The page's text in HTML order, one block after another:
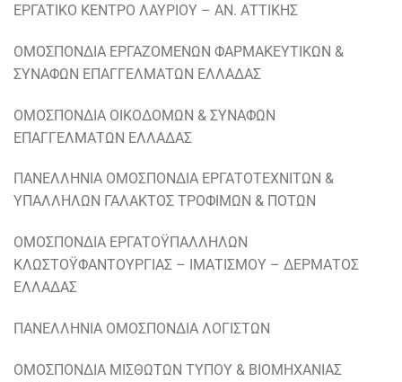
ΕΡΓΑΤΙΚΟ ΚΕΝΤΡΟ ΛΑΥΡΙΟΥ – ΑΝ. ΑΤΤΙΚΗΣ
ΟΜΟΣΠΟΝΔΙΑ ΕΡΓΑΖΟΜΕΝΩΝ ΦΑΡΜΑΚΕΥΤΙΚΩΝ &
ΣΥΝΑΦΩΝ ΕΠΑΓΓΕΛΜΑΤΩΝ ΕΛΛΑΔΑΣ
ΟΜΟΣΠΟΝΔΙΑ ΟΙΚΟΔΟΜΩΝ & ΣΥΝΑΦΩΝ
ΕΠΑΓΓΕΛΜΑΤΩΝ ΕΛΛΑΔΑΣ
ΠΑΝΕΛΛΗΝΙΑ ΟΜΟΣΠΟΝΔΙΑ ΕΡΓΑΤΟΤΕΧΝΙΤΩΝ &
ΥΠΑΛΛΗΛΩΝ ΓΑΛΑΚΤΟΣ ΤΡΟΦΙΜΩΝ & ΠΟΤΩΝ
ΟΜΟΣΠΟΝΔΙΑ ΕΡΓΑΤΟΫΠΑΛΛΗΛΩΝ
ΚΛΩΣΤΟΫΦΑΝΤΟΥΡΓΙΑΣ – ΙΜΑΤΙΣΜΟΥ – ΔΕΡΜΑΤΟΣ
ΕΛΛΑΔΑΣ
ΠΑΝΕΛΛΗΝΙΑ ΟΜΟΣΠΟΝΔΙΑ ΛΟΓΙΣΤΩΝ
ΟΜΟΣΠΟΝΔΙΑ ΜΙΣΘΩΤΩΝ ΤΥΠΟΥ & ΒΙΟΜΗΧΑΝΙΑΣ